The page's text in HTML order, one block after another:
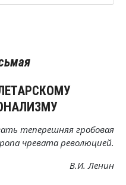
теперешняя гробовая
чревата революцией.
В.И. Ленин